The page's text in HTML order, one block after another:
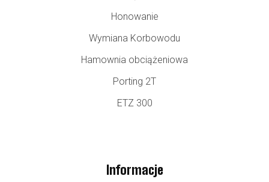
Honowanie
Wymiana Korbowodu
Hamownia obciążeniowa
Porting 2T
ETZ 300
Informacje